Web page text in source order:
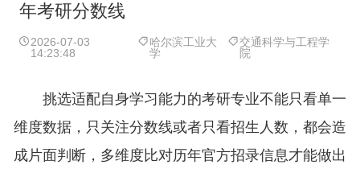
年考研分数线
2026-07-03
14:23:48
哈尔滨工业大
学
交通科学与工程学
院
挑选适配自身学习能力的考研专业不能只看单一
维度数据，只关注分数线或者只看招生人数，都会造
成片面判断，多维度比对历年官方招录信息才能做出